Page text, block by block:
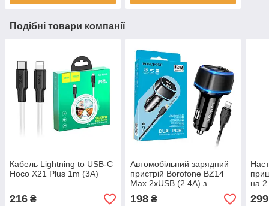
Подібні товари компанії
Кабель Lightning to USB-C
Hoco X21 Plus 1m (3A)
216 ₴
Автомобільний зарядний
пристрій Borofone BZ14
Max 2xUSB (2.4A) з
кабелем Apple Lightning
198₴
на
299